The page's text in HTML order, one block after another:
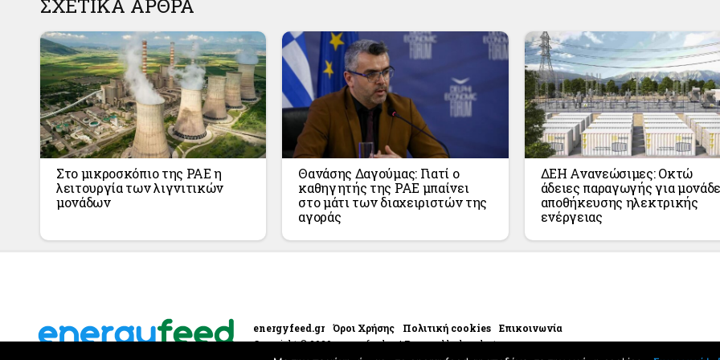
ΣΧΕΤΙΚΑ ΑΡΘΡΑ
Στο μικροσκόπιο της ΡΑΕ η
λειτουργία των λιγνιτικών
μονάδων
Θανάσης Δαγούμας: Γιατί ο
καθηγητής της ΡΑΕ μπαίνει
στο μάτι των διαχειριστών της
αγοράς
ΔΕΗ Ανανεώσιμες: Οκτώ
άδειες παραγωγής για
αποθήκευσης ηλεκτρικής
ενέργειας
energyfeed.gr Όροι Χρήσης Πολιτική cookies
Επικοινωνία
Copyright © 2020 energyfeed.gr | Powered by handset.gr